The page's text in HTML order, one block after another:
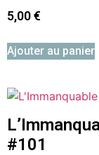
5,00€
Ajouter au panier
#101